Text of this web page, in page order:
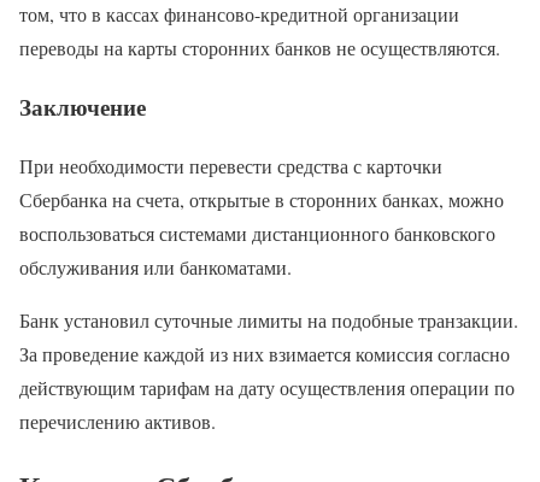
том, что в кассах финансово-кредитной организации
переводы на карты сторонних банков не осуществляются.
Заключение
При необходимости перевести средства с карточки
Сбербанка на счета, открытые в сторонних банках, можно
воспользоваться системами дистанционного банковского
обслуживания или банкоматами.
Банк установил суточные лимиты на подобные транзакции.
За проведение каждой из них взимается комиссия согласно
действующим тарифам на дату осуществления операции по
перечислению активов.